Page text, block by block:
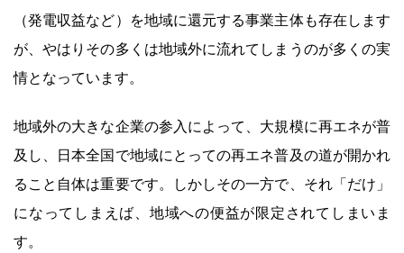
（発電収益など）を地域に還元する事業主体も存在します
が、やはりその多くは地域外に流れてしまうのが多くの実
情となっています。
地域外の大きな企業の参入によって、大規模に再エネが普
及し、日本全国で地域にとっての再エネ普及の道が開かれ
ること自体は重要です。しかしその一方で、それ「だけ」
になってしまえば、地域への便益が限定されてしまいま
す。